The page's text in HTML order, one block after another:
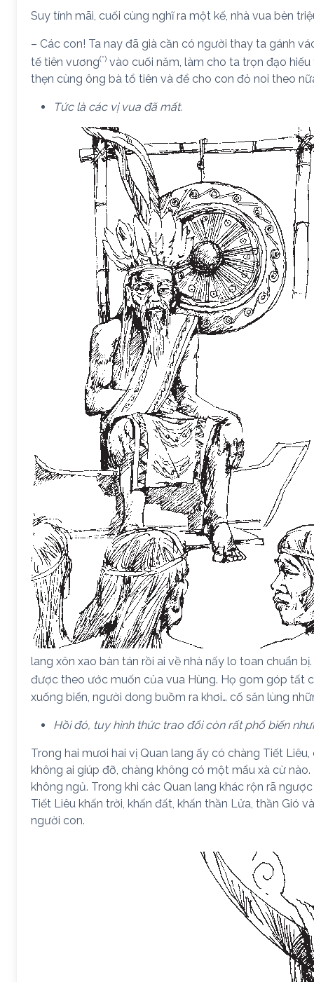
Suy tính mãi, cuối cùng nghĩ ra một kế, nhà vua bèn
– Các con! Ta nay đã già cần có người thay ta gánh
tế tiên vương(*) vào cuối năm, làm cho ta trọn đạo
thẹn cùng ông bà tổ tiên và để cho con đỏ noi theo
Tức là các vị vua đã mất.
lang xôn xao bàn tán rồi ai về nhà nấy lo toan chuẩn
được theo ước muốn của vua Hùng. Họ gom góp tất
xuống biển, người dong buồm ra khơi… cố săn lùng
Hồi đó, tuy hình thức trao đổi còn rất phổ biến
Trong hai mươi hai vị Quan lang ấy có chàng Tiết
không ai giúp đỡ, chàng không có một mẩu xà cừ
không ngủ. Trong khi các Quan lang khác rộn rã
Tiết Liêu khấn trời, khấn đất, khấn thần Lửa, thần Gió
người con.